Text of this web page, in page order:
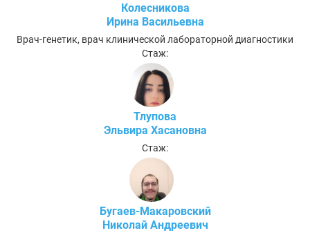
Колесникова
Ирина Васильевна
Врач-генетик, врач клинической лабораторной диагностики
Стаж:
Тлупова
Эльвира Хасановна
Стаж:
Бугаев-Макаровский
Николай Андреевич